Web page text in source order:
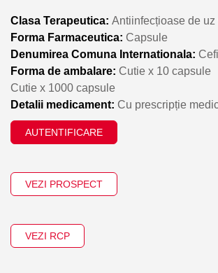
Clasa Terapeutica: Antiinfecțioase de uz
Forma Farmaceutica: Capsule
Denumirea Comuna Internationala:
Forma de ambalare: Cutie x 10 capsule
Cutie x 1000 capsule
Detalii medicament: Cu prescripție
AUTENTIFICARE
VEZI PROSPECT
VEZI RCP